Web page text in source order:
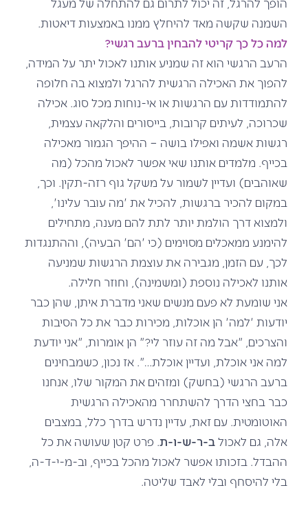
השמנה שקשה מאד להיחלץ ממנו באמצעות דיאטות.
למה כל כך קריטי להבחין ברעב רגשי?
הרעב הרגשי הוא זה שמניע אותנו לאכול יתר על המידה,
להפוך את האכילה הרגשית להרגל ולמצוא בה חלופה
להתמודדות עם הרגשות או אי-נוחות מכל סוג. אכילה
שכרוכה, לעיתים קרובות, בייסורים והלקאה עצמית,
רגשות אשמה ואפילו בושה – ההיפך הגמור מאכילה
בכייף. מלמדים אותנו שאי אפשר לאכול מהכל (מה
שאוהבים) ועדיין לשמור על משקל גוף רזה-תקין. וכך,
במקום להכיר ברגשות, להכיל את 'מה עובר עלינו',
ולמצוא דרך הולמת יותר לתת להם מענה, מתחילים
להימנע ממאכלים מסוימים (כי 'הם' הבעיה), וההתנגדות
לכך, עם הזמן, מגבירה את עוצמת הרגשות שמניעה
אותנו לאכילה נוספת (ומשמינה), וחוזר חלילה.
אני שומעת לא פעם מנשים שאני מדברת איתן, שהן כבר
יודעות 'למה' הן אוכלות, מכירות כבר את כל הסיבות
והצרכים, "אבל מה זה עוזר לי?" הן אומרות, "אני יודעת
למה אני אוכלת, ועדיין אוכלת…". אז נכון, כשמבחינים
ברעב הרגשי (בחשק) ומזהים את המקור שלו, אנחנו
כבר בחצי הדרך להשתחרר מהאכילה הרגשית
האוטומטית. עם זאת, עדיין נדרש בדרך כלל, במצבים
אלה, גם לאכולב-ר-ש-ו-ת. פרט קטן שעושה את כל
ההבדל. בזכותו אפשר לאכול מהכל בכייף, וב-מ-י-ד-ה,
בלי להיסחף ובלי לאבד שליטה.